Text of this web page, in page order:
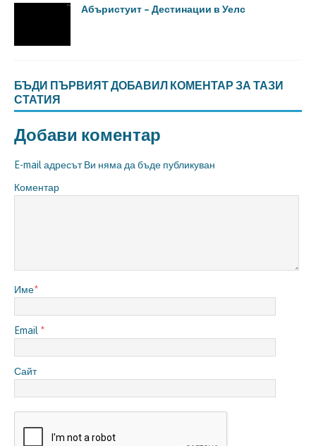
Абъристуит – Дестинации в Уелс
БЪДИ ПЪРВИЯТ ДОБАВИЛ КОМЕНТАР ЗА ТАЗИ
СТАТИЯ
Добави коментар
E-mail адресът Ви няма да бъде публикуван
Коментар
Име*
Email *
Сайт